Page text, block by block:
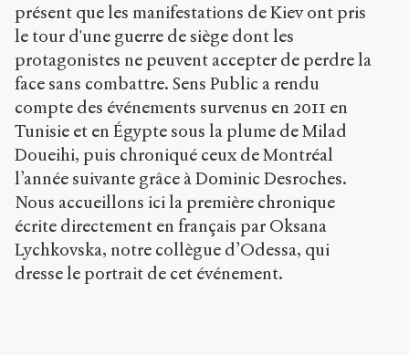
Copier la
référence
Chicago
Copier la
référence
Bibtex
Creative
Commons
Attribution-
NonCommercial-
ShareAlike 4.0
International
(CC BY-NC-SA
présent que les manifestations de Kiev ont pris
le tour d'une guerre de siège dont les
protagonistes ne peuvent accepter de perdre la
face sans combattre. Sens Public a rendu
compte des événements survenus en 2011 en
Tunisie et en Égypte sous la plume de Milad
Doueihi, puis chroniqué ceux de Montréal
l’année suivante grâce à Dominic Desroches.
Nous accueillons ici la première chronique
écrite directement en français par Oksana
Lychkovska, notre collègue d’Odessa, qui
dresse le portrait de cet événement.